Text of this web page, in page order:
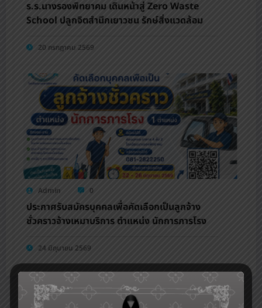
ร.ร.นางรองพิทยาคม เดินหน้าสู่ Zero Waste
School ปลูกจิตสำนึกเยาวชน รักษ์สิ่งแวดล้อม
20 กรกฎาคม 2569
Admin 0
ประกาศรับสมัครบุคคลเพื่อคัดเลือกเป็นลูกจ้าง
ชั่วคราวจ้างเหมาบริการ ตำแหน่ง นักการภารโรง
24 มิถุนายน 2569